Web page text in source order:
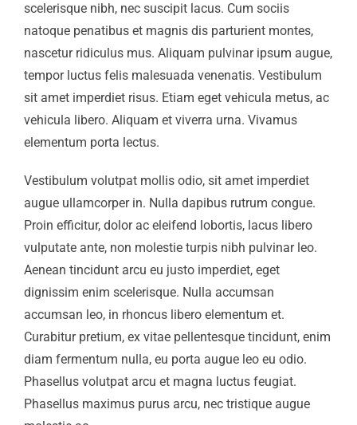
scelerisque nibh, nec suscipit lacus. Cum sociis
natoque penatibus et magnis dis parturient montes,
nascetur ridiculus mus. Aliquam pulvinar ipsum augue,
tempor luctus felis malesuada venenatis. Vestibulum
sit amet imperdiet risus. Etiam eget vehicula metus, ac
vehicula libero. Aliquam et viverra urna. Vivamus
elementum porta lectus.
Vestibulum volutpat mollis odio, sit amet imperdiet
augue ullamcorper in. Nulla dapibus rutrum congue.
Proin efficitur, dolor ac eleifend lobortis, lacus libero
vulputate ante, non molestie turpis nibh pulvinar leo.
Aenean tincidunt arcu eu justo imperdiet, eget
dignissim enim scelerisque. Nulla accumsan
accumsan leo, in rhoncus libero elementum et.
Curabitur pretium, ex vitae pellentesque tincidunt, enim
diam fermentum nulla, eu porta augue leo eu odio.
Phasellus volutpat arcu et magna luctus feugiat.
Phasellus maximus purus arcu, nec tristique augue